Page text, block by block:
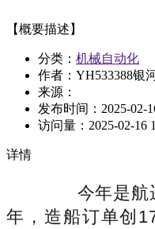
【概要描述】
分类： 机械自动化
作者：YH533388银
来源：
发布时间： 2025-02-
访问量： 2025-02-16
详情
今年是航
年，造船订单创